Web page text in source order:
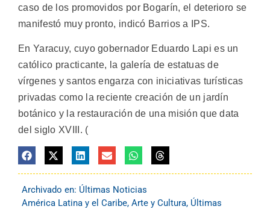
caso de los promovidos por Bogarín, el deterioro se
manifestó muy pronto, indicó Barrios a IPS.
En Yaracuy, cuyo gobernador Eduardo Lapi es un
católico practicante, la galería de estatuas de
vírgenes y santos engarza con iniciativas turísticas
privadas como la reciente creación de un jardín
botánico y la restauración de una misión que data
del siglo XVIII. (
Archivado en: Últimas Noticias
América Latina y el Caribe, Arte y Cultura, Últimas